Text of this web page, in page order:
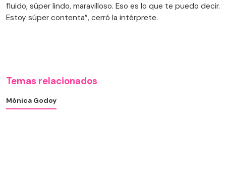
fluido, súper lindo, maravilloso. Eso es lo que te puedo decir.
Estoy súper contenta”, cerró la intérprete.
Temas relacionados
Mónica Godoy